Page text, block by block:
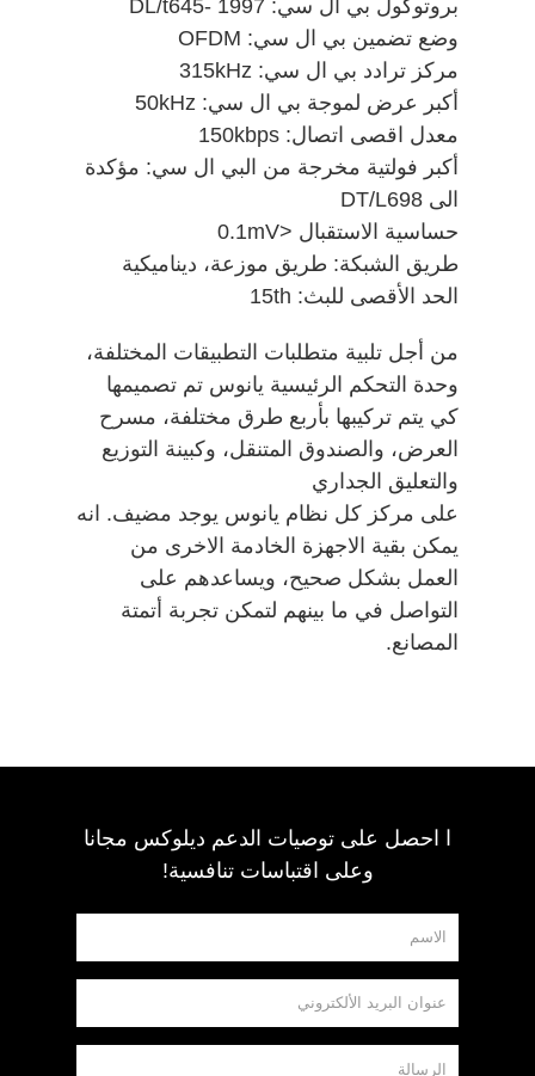
بروتوكول بي ال سي: DL/t645- 1997
وضع تضمين بي ال سي: OFDM
مركز ترادد بي ال سي: 315kHz
أكبر عرض لموجة بي ال سي: 50kHz
معدل اقصى اتصال: 150kbps
أكبر فولتية مخرجة من البي ال سي: مؤكدة
الى DT/L698
حساسية الاستقبال <0.1mV
طريق الشبكة: طريق موزعة، ديناميكية
الحد الأقصى للبث: 15th
من أجل تلبية متطلبات التطبيقات المختلفة،
وحدة التحكم الرئيسية يانوس تم تصميمها
كي يتم تركيبها بأربع طرق مختلفة، مسرح
العرض، والصندوق المتنقل، وكبينة التوزيع
والتعليق الجداري
على مركز كل نظام يانوس يوجد مضيف. انه
يمكن بقية الاجهزة الخادمة الاخرى من
العمل بشكل صحيح، ويساعدهم على
التواصل في ما بينهم لتمكن تجربة أتمتة
المصانع.
ا احصل على توصيات الدعم ديلوكس مجانا
وعلى اقتباسات تنافسية!